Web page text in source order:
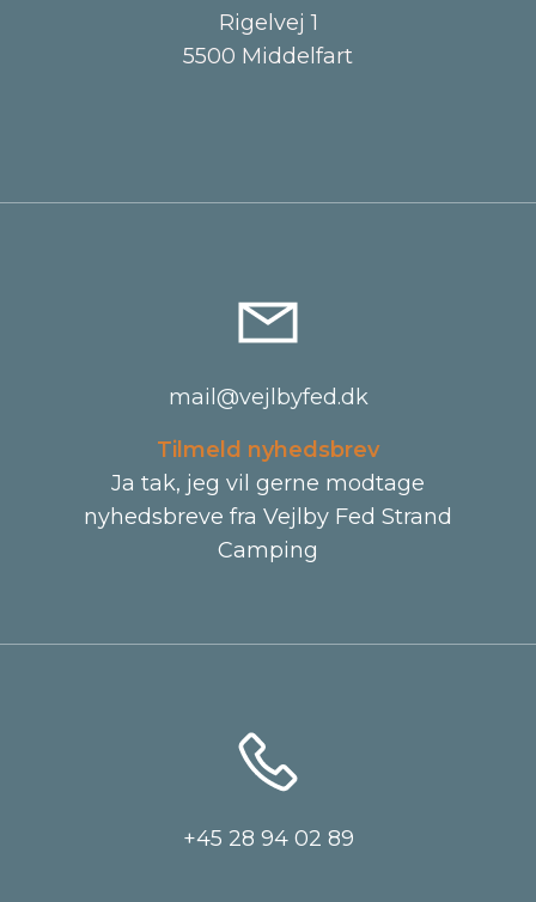
Rigelvej 1
5500 Middelfart
mail@vejlbyfed.dk
Tilmeld nyhedsbrev
Ja tak, jeg vil gerne modtage
nyhedsbreve fra Vejlby Fed Strand
Camping
+45 28 94 02 89